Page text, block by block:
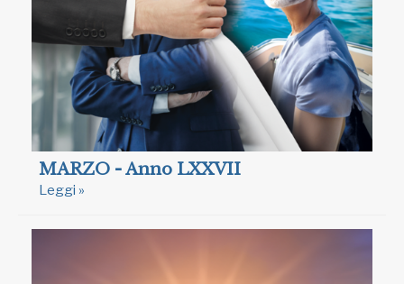
MARZO - Anno LXXVII
Leggi »